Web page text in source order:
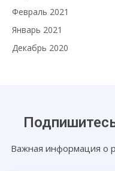
Февраль 2021
Январь 2021
Декабрь 2020
Важная информация о